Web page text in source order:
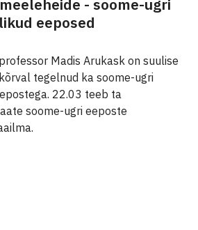
- soome-ugri
eeposed
Madis Arukask on suulise
tegelnud ka soome-ugri
22.03 teeb ta
soome-ugri eeposte